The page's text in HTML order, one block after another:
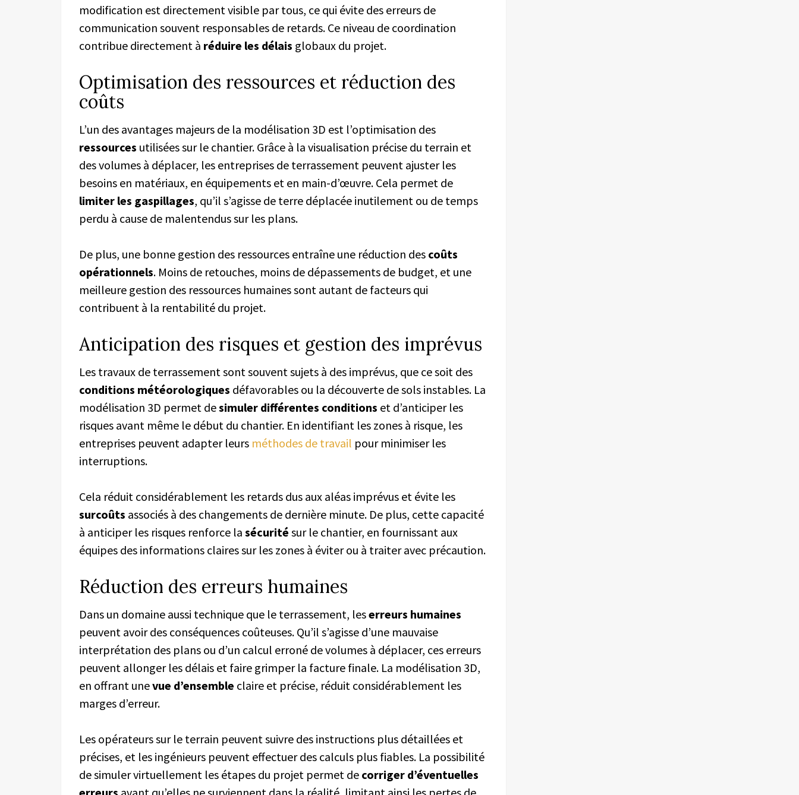
modification est directement visible par tous, ce qui évite des erreurs de
communication souvent responsables de retards. Ce niveau de coordination
contribue directement à réduire les délais globaux du projet.
Optimisation des ressources et réduction des
coûts
L’un des avantages majeurs de la modélisation 3D est l’optimisation des
ressources utilisées sur le chantier. Grâce à la visualisation précise du terrain et
des volumes à déplacer, les entreprises de terrassement peuvent ajuster les
besoins en matériaux, en équipements et en main-d’œuvre. Cela permet de
limiter les gaspillages, qu’il s’agisse de terre déplacée inutilement ou de temps
perdu à cause de malentendus sur les plans.
De plus, une bonne gestion des ressources entraîne une réduction des coûts
opérationnels. Moins de retouches, moins de dépassements de budget, et une
meilleure gestion des ressources humaines sont autant de facteurs qui
contribuent à la rentabilité du projet.
Anticipation des risques et gestion des imprévus
Les travaux de terrassement sont souvent sujets à des imprévus, que ce soit des
conditions météorologiques défavorables ou la découverte de sols instables. La
modélisation 3D permet desimuler différentes conditions et d’anticiper les
risques avant même le début du chantier. En identifiant les zones à risque, les
entreprises peuvent adapter leurs méthodes de travail pour minimiser les
interruptions.
Cela réduit considérablement les retards dus aux aléas imprévus et évite les
surcoûts associés à des changements de dernière minute. De plus, cette capacité
à anticiper les risques renforce la sécurité sur le chantier, en fournissant aux
équipes des informations claires sur les zones à éviter ou à traiter avec précaution.
Réduction des erreurs humaines
Dans un domaine aussi technique que le terrassement, leserreurs humaines
peuvent avoir des conséquences coûteuses. Qu’il s’agisse d’une mauvaise
interprétation des plans ou d’un calcul erroné de volumes à déplacer, ces erreurs
peuvent allonger les délais et faire grimper la facture finale. La modélisation 3D,
en offrant unevue d’ensemble claire et précise, réduit considérablement les
marges d’erreur.
Les opérateurs sur le terrain peuvent suivre des instructions plus détaillées et
précises, et les ingénieurs peuvent effectuer des calculs plus fiables. La possibilité
de simuler virtuellement les étapes du projet permet de corriger d’éventuelles